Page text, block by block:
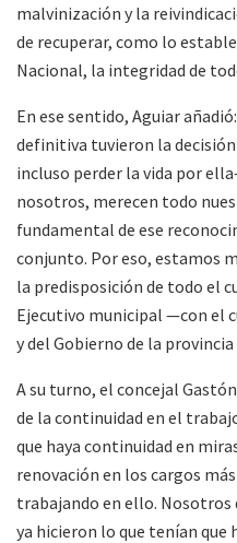
malvinización y la
de recuperar, como lo
Nacional, la integridad de
En ese sentido, Aguiar
definitiva tuvieron la
incluso perder la vida por
nosotros, merecen todo
fundamental de ese
conjunto. Por eso, estamos
la predisposición de todo el
Ejecutivo municipal —con el
y del Gobierno de la
A su turno, el concejal
de la continuidad en el
que haya continuidad en
renovación en los cargos
trabajando en ello. Nosotros
ya hicieron lo que tenían que